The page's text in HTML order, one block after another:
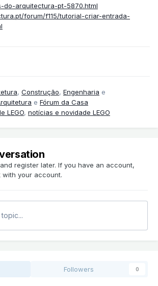
do-arquitectura-pt-5870.html
forum/f115/tutorial-criar-entrada-
, Construção, Engenharia e
e Fórum da Casa
LEGO, notícias e novidade LEGO
register later. If you have an account,
with your account.
Followers 0